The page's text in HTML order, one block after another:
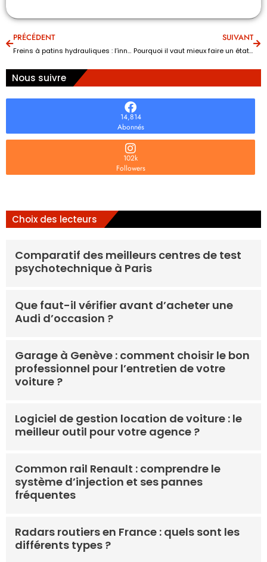
PRÉCÉDENT
Freins à patins hydrauliques : l’innovation qui simplifie votre conduite auto
SUIVANT
Pourquoi il vaut mieux faire un état des lieux du garage ?
Nous suivre
14,814
Abonnés
102k
Followers
Choix des lecteurs
Comparatif des meilleurs centres de test
psychotechnique à Paris
Que faut-il vérifier avant d’acheter une
Audi d’occasion ?
Garage à Genève : comment choisir le bon
professionnel pour l’entretien de votre
voiture ?
Logiciel de gestion location de voiture : le
meilleur outil pour votre agence ?
Common rail Renault : comprendre le
système d’injection et ses pannes
fréquentes
Radars routiers en France : quels sont les
différents types ?